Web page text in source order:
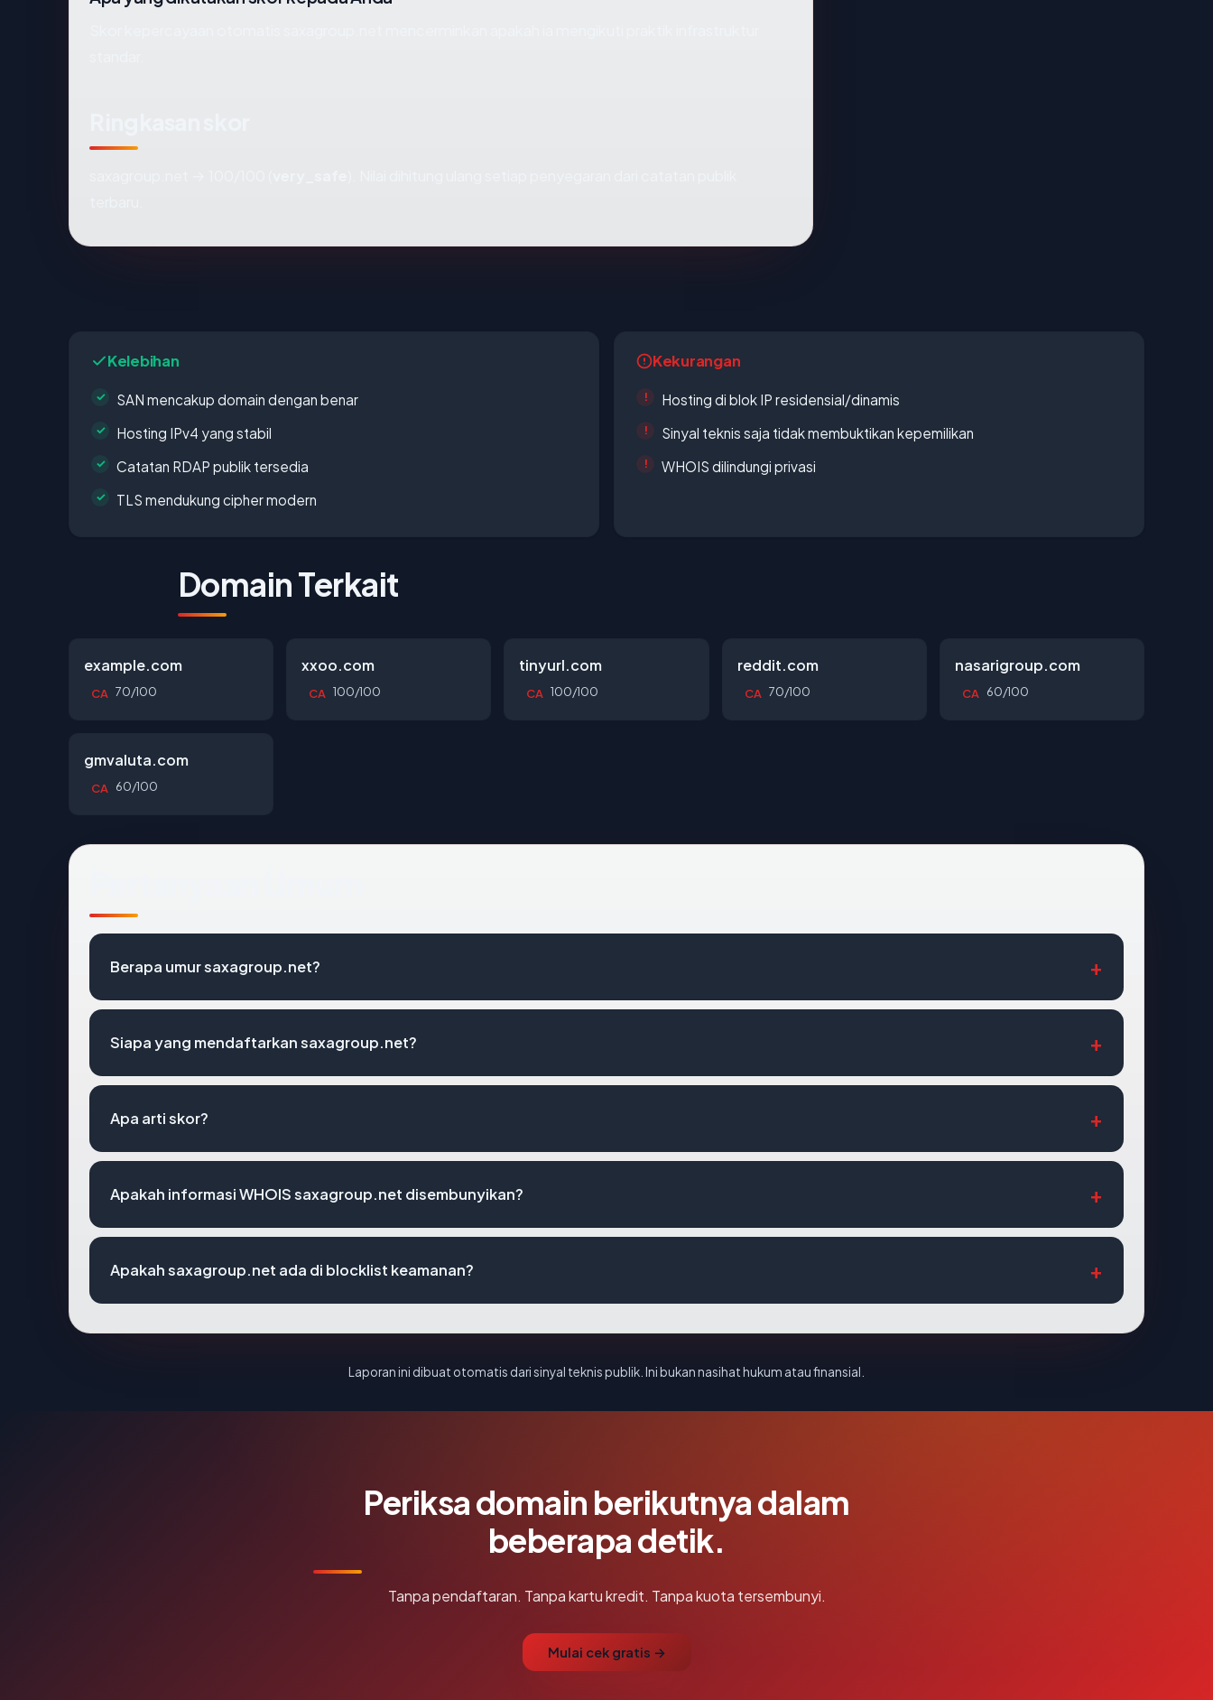
Kelebihan
SAN mencakup domain dengan benar
Hosting IPv4 yang stabil
Catatan RDAP publik tersedia
TLS mendukung cipher modern
Kekurangan
Hosting di blok IP residensial/dinamis
Sinyal teknis saja tidak membuktikan kepemilikan
WHOIS dilindungi privasi
Domain Terkait
example.com
CA 70/100
xxoo.com
CA 100/100
tinyurl.com
CA 100/100
reddit.com
CA 70/100
nasarigroup.com
CA 60/100
gmvaluta.com
CA 60/100
Berapa umur saxagroup.net?
Siapa yang mendaftarkan saxagroup.net?
Apa arti skor?
Apakah informasi WHOIS saxagroup.net disembunyikan?
Apakah saxagroup.net ada di blocklist keamanan?
Laporan ini dibuat otomatis dari sinyal teknis publik. Ini bukan nasihat hukum atau finansial.
Periksa domain berikutnya dalam
beberapa detik.
Tanpa pendaftaran. Tanpa kartu kredit. Tanpa kuota tersembunyi.
Mulai cek gratis →